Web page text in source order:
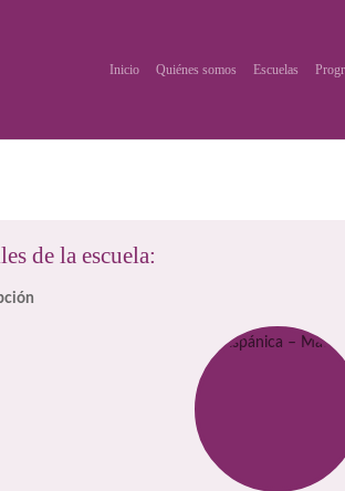
Inicio Quiénes somos Escuelas
de la escuela: